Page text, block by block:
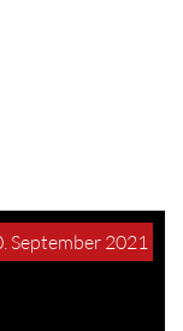
September 2021